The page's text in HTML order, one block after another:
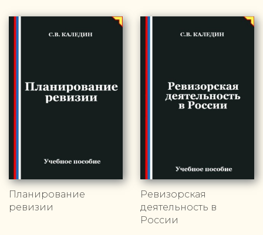
Планирование
ревизии
Ревизорская
деятельность в
России